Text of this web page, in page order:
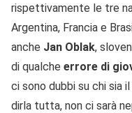
rispettivamente le tre
Argentina, Francia e
anche Jan Oblak,
di qualche errore di
ci sono dubbi su chi sia
dirla tutta, non ci sarà